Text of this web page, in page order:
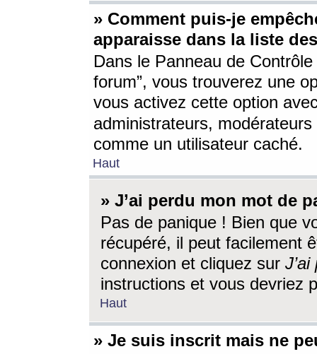
» Comment puis-je
apparaisse dans la liste
Dans le Panneau de
forum”, vous trouverez une
vous activez cette option
administrateurs,
comme un utilisateur caché.
Haut
» J’ai perdu mon mot de
Pas de panique ! Bien que
récupéré, il peut facilement
connexion et cliquez sur
instructions et vous devriez
Haut
» Je suis inscrit mais ne